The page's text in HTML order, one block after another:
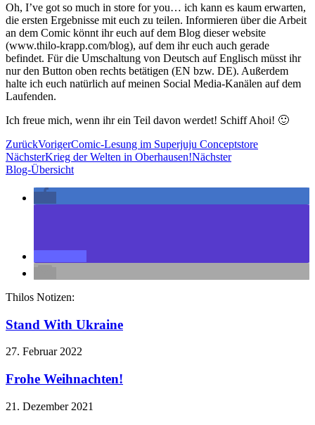
Oh, I’ve got so much in store for you… ich kann es kaum erwarten,
die ersten Ergebnisse mit euch zu teilen. Informieren über die Arbeit
an dem Comic könnt ihr euch auf dem Blog dieser website
(www.thilo-krapp.com/blog), auf dem ihr euch auch gerade
befindet. Für die Umschaltung von Deutsch auf Englisch müsst ihr
nur den Button oben rechts betätigen (EN bzw. DE). Außerdem
halte ich euch natürlich auf meinen Social Media-Kanälen auf dem
Laufenden.
Ich freue mich, wenn ihr ein Teil davon werdet! Schiff Ahoi! 🙂
ZurückVorigerComic-Lesung im Superjuju Conceptstore
NächsterKrieg der Welten in Oberhausen!Nächster
Blog-Übersicht
Thilos Notizen:
Stand With Ukraine
27. Februar 2022
Frohe Weihnachten!
21. Dezember 2021